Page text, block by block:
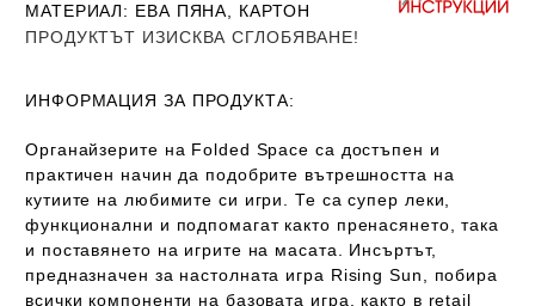
МАТЕРИАЛ: ЕВА ПЯНА, КАРТОН
ПРОДУКТЪТ ИЗИСКВА СГЛОБЯВАНЕ!
ИНФОРМАЦИЯ ЗА ПРОДУКТА:
Органайзерите на Folded Space са достъпен и
практичен начин да подобрите вътрешността на
кутиите на любимите си игри. Те са супер леки,
функционални и подпомагат както пренасянето, така
и поставянето на игрите на масата. Инсъртът,
предназначен за настолната игра Rising Sun, побира
всички компоненти на базовата игра, както в retail